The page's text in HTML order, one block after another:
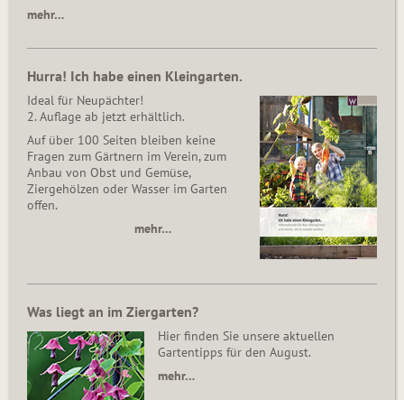
mehr…
Hurra! Ich habe einen Kleingarten.
Ideal für Neupächter!
2. Auflage ab jetzt erhältlich.
Auf über 100 Seiten bleiben keine
Fragen zum Gärtnern im Verein, zum
Anbau von Obst und Gemüse,
Ziergehölzen oder Wasser im Garten
offen.
mehr…
Was liegt an im Ziergarten?
Hier finden Sie unsere aktuellen
Gartentipps für den August.
mehr…